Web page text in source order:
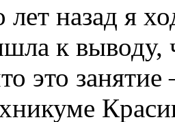
лет назад я
к выводу,
это